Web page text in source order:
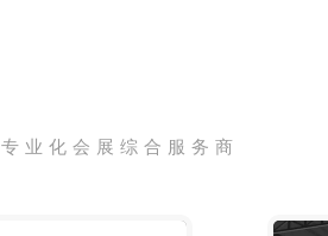
业化会展综合服务商